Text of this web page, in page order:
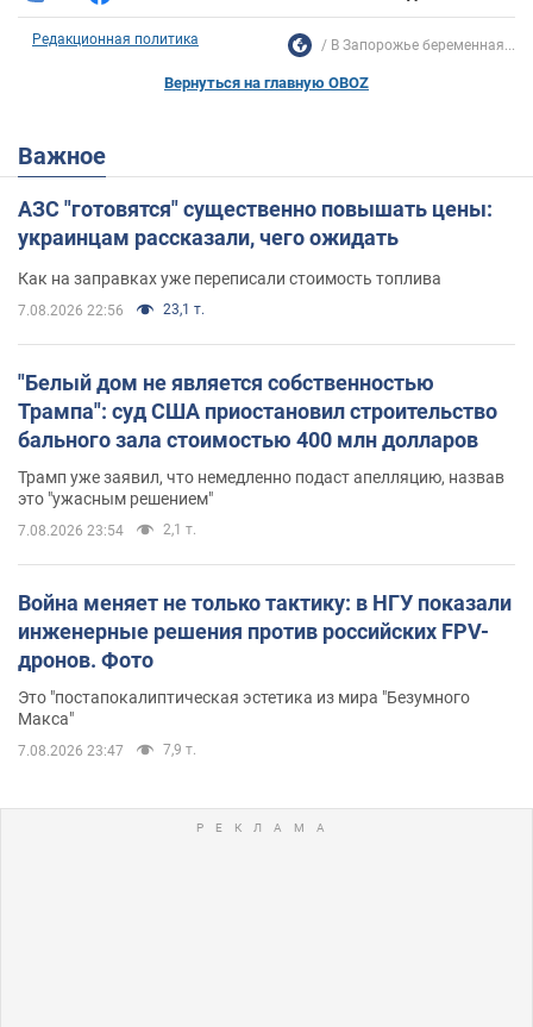
Редакционная политика В Запорожье беременная...
Вернуться на главную OBOZ
Важное
АЗС "готовятся" существенно повышать цены:
украинцам рассказали, чего ожидать
Как на заправках уже переписали стоимость топлива
7.08.2026 22:56 23,1 т.
"Белый дом не является собственностью
Трампа": суд США приостановил строительство
бального зала стоимостью 400 млн долларов
Трамп уже заявил, что немедленно подаст апелляцию, назвав
это "ужасным решением"
7.08.2026 23:54 2,1 т.
Война меняет не только тактику: в НГУ показали
инженерные решения против российских FPV-
дронов. Фото
Это "постапокалиптическая эстетика из мира "Безумного
Макса"
7.08.2026 23:47 7,9 т.